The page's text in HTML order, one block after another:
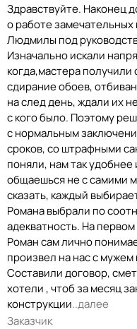
Здравствуйте. Наконец
о работе
Людмилы под
Изначально искали
когда,мастера получили
сдирание обоев,
на след день, ждали их
с кого было. Поэтому
с нормальным
сроков, со штрафными
поняли, нам так
общаешься не с самими
сказать, каждый
Романа выбрали по
адекватность. На
Роман сам лично
произвел на нас с
Составили договор,
хотели , чтоб за месяц
конструкции..далее
Заказчик